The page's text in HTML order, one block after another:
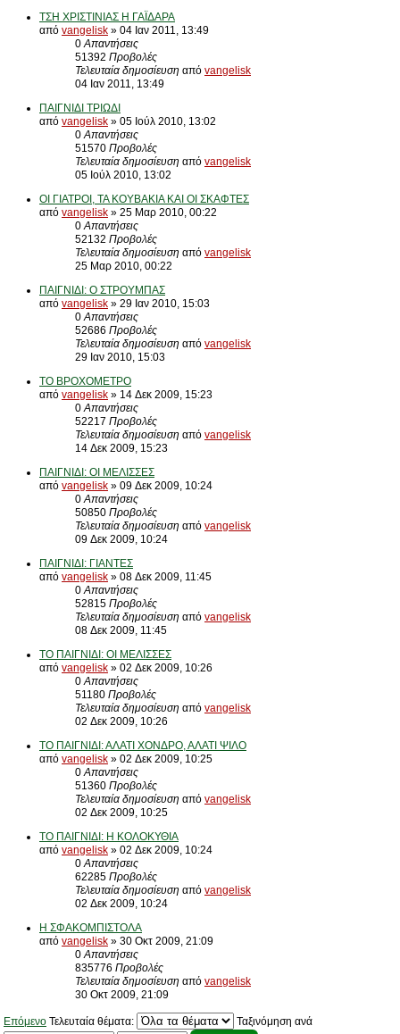
ΤΣΗ ΧΡΙΣΤΙΝΙΑΣ Η ΓΑΪΔΑΡΑ
από vangelisk » 04 Ιαν 2011, 13:49
0Απαντήσεις
51392 Προβολές
Τελευταία δημοσίευση από vangelisk
04 Ιαν 2011, 13:49
ΠΑΙΓΝΙΔΙ ΤΡΙΩΔΙ
από vangelisk » 05 Ιούλ 2010, 13:02
0Απαντήσεις
51570 Προβολές
Τελευταία δημοσίευση από vangelisk
05 Ιούλ 2010, 13:02
ΟΙ ΓΙΑΤΡΟΙ, ΤΑ ΚΟΥΒΑΚΙΑ ΚΑΙ ΟΙ ΣΚΑΦΤΕΣ
από vangelisk » 25 Μαρ 2010, 00:22
0Απαντήσεις
52132 Προβολές
Τελευταία δημοσίευση από vangelisk
25 Μαρ 2010, 00:22
ΠΑΙΓΝΙΔΙ: Ο ΣΤΡΟΥΜΠΑΣ
από vangelisk » 29 Ιαν 2010, 15:03
0Απαντήσεις
52686 Προβολές
Τελευταία δημοσίευση από vangelisk
29 Ιαν 2010, 15:03
ΤΟ ΒΡΟΧΟΜΕΤΡΟ
από vangelisk » 14 Δεκ 2009, 15:23
0Απαντήσεις
52217 Προβολές
Τελευταία δημοσίευση από vangelisk
14 Δεκ 2009, 15:23
ΠΑΙΓΝΙΔΙ: ΟΙ ΜΕΛΙΣΣΕΣ
από vangelisk » 09 Δεκ 2009, 10:24
0Απαντήσεις
50850 Προβολές
Τελευταία δημοσίευση από vangelisk
09 Δεκ 2009, 10:24
ΠΑΙΓΝΙΔΙ: ΓΙΑΝΤΕΣ
από vangelisk » 08 Δεκ 2009, 11:45
0Απαντήσεις
52815 Προβολές
Τελευταία δημοσίευση από vangelisk
08 Δεκ 2009, 11:45
ΤΟ ΠΑΙΓΝΙΔΙ: ΟΙ ΜΕΛΙΣΣΕΣ
από vangelisk » 02 Δεκ 2009, 10:26
0Απαντήσεις
51180 Προβολές
Τελευταία δημοσίευση από vangelisk
02 Δεκ 2009, 10:26
ΤΟ ΠΑΙΓΝΙΔΙ: ΑΛΑΤΙ ΧΟΝΔΡΟ, ΑΛΑΤΙ ΨΙΛΟ
από vangelisk » 02 Δεκ 2009, 10:25
0Απαντήσεις
51360 Προβολές
Τελευταία δημοσίευση από vangelisk
02 Δεκ 2009, 10:25
ΤΟ ΠΑΙΓΝΙΔΙ: Η ΚΟΛΟΚΥΘΙΑ
από vangelisk » 02 Δεκ 2009, 10:24
0Απαντήσεις
62285 Προβολές
Τελευταία δημοσίευση από vangelisk
02 Δεκ 2009, 10:24
Η ΣΦΑΚΟΜΠΙΣΤΟΛΑ
από vangelisk » 30 Οκτ 2009, 21:09
0Απαντήσεις
835776 Προβολές
Τελευταία δημοσίευση από vangelisk
30 Οκτ 2009, 21:09
Επόμενο Τελευταία θέματα: Ταξινόμηση ανά